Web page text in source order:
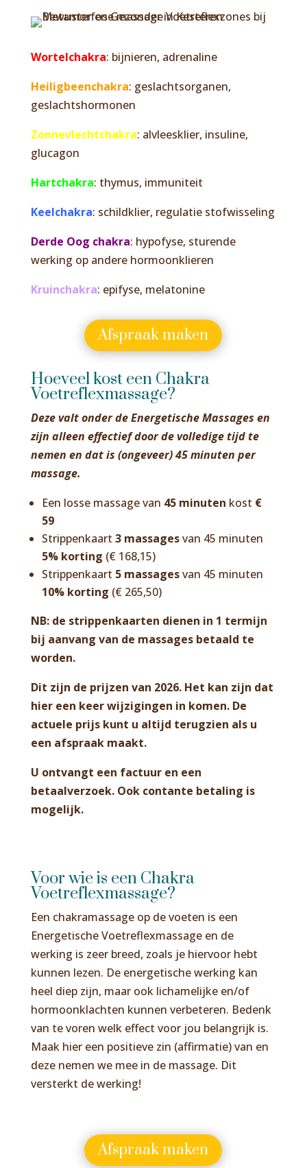
Wortelchakra: bijnieren, adrenaline
Heiligbeenchakra: geslachtsorganen,
geslachtshormonen
Zonnevlechtchakra: alvleesklier, insuline,
glucagon
Hartchakra: thymus, immuniteit
Keelchakra: schildklier, regulatie stofwisseling
Derde Oog chakra: hypofyse, sturende
werking op andere hormoonklieren
Kruinchakra: epifyse, melatonine
Afspraak maken
Hoeveel kost een Chakra
Voetreflexmassage?
Deze valt onder de Energetische Massages en
zijn alleen effectief door de volledige tijd te
nemen en dat is (ongeveer) 45 minuten per
massage.
Een losse massage van 45 minuten kost €
59
Strippenkaart 3 massagesvan 45 minuten
5% korting (€ 168,15)
Strippenkaart 5 massagesvan 45 minuten
10% korting (€ 265,50)
NB: de strippenkaarten dienen in 1 termijn
bij aanvang van de massages betaald te
worden.
Dit zijn de prijzen van 2026. Het kan zijn dat
hier een keer wijzigingen in komen. De
actuele prijs kunt u altijd terugzien als u
een afspraak maakt.
U ontvangt een factuur en een
betaalverzoek. Ook contante betaling is
mogelijk.
Voor wie is een Chakra
Voetreflexmassage?
Een chakramassage op de voeten is een
Energetische Voetreflexmassage en de
werking is zeer breed, zoals je hiervoor hebt
kunnen lezen. De energetische werking kan
heel diep zijn, maar ook lichamelijke en/of
hormoonklachten kunnen verbeteren. Bedenk
van te voren welk effect voor jou belangrijk is.
Maak hier een positieve zin (affirmatie) van en
deze nemen we mee in de massage. Dit
versterkt de werking!
Afspraak maken